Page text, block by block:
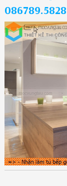
086789.5828